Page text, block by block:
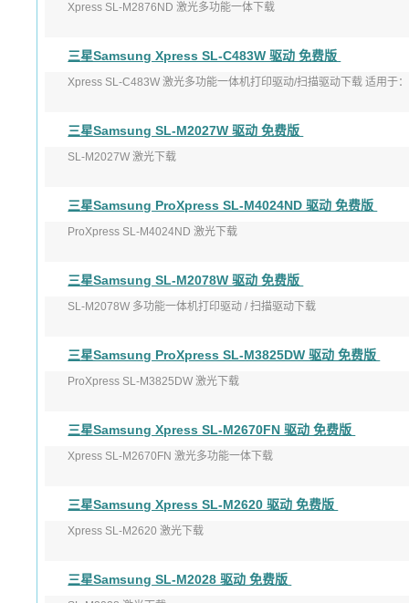
Xpress SL-M2876ND 激光多功能一体下载
版本：打印 V3.13.12.05:24 / 扫描 V3.31.19.03
三星Samsung Xpress SL-C483W 驱动 免费版
Xpress SL-C483W 激光多功能一体机打印驱动/扫描驱动下载 适用于
三星Samsung SL-M2027W 驱动 免费版
SL-M2027W 激光下载
版本：V3.00.05.03:00
适用于：Windows X ...
三星Samsung ProXpress SL-M4024ND 驱动 免费版
ProXpress SL-M4024ND 激光下载
版本：V3.13.12.00:32
适用 ...
三星Samsung SL-M2078W 驱动 免费版
SL-M2078W 多功能一体机打印驱动 / 扫描驱动下载
发布日期：2016-11-18
三星Samsung ProXpress SL-M3825DW 驱动 免费版
ProXpress SL-M3825DW 激光下载
版本：V3.13.12.00:32
适用 ...
三星Samsung Xpress SL-M2670FN 驱动 免费版
Xpress SL-M2670FN 激光多功能一体下载
发布日期：2017年9月1日
三星Samsung Xpress SL-M2620 驱动 免费版
Xpress SL-M2620 激光下载
版本：V3.13.12.05:24
三星Samsung SL-M2028 驱动 免费版